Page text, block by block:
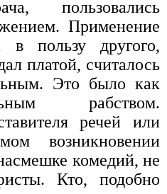
пользовались
Применение
в пользу другого,
платой, считалось
Это было как
раб­ством.
речей или
возникновении
комедий, не
Кто, подобно